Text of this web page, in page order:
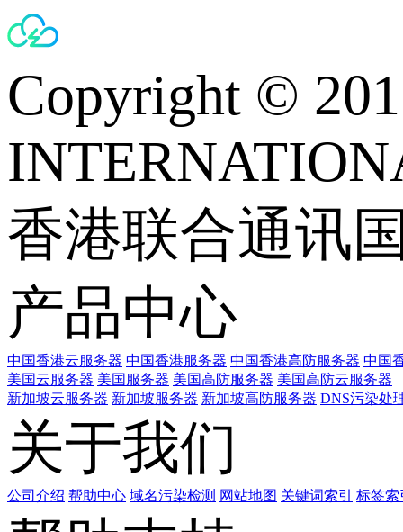
Copyright ©
香港联合通讯
产品中心
中国香港云服务器 中国香港服务器 中国香港高防服务器 中国
美国云服务器 美国服务器 美国高防服务器 美国高防云服务器
新加坡云服务器 新加坡服务器 新加坡高防服务器 DNS污染处
关于我们
公司介绍 帮助中心 域名污染检测 网站地图 关键词索引 标签索